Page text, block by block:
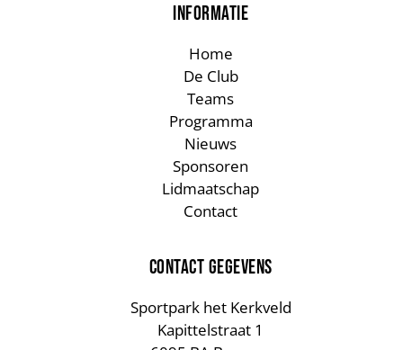
INFORMATIE
Home
De Club
Teams
Programma
Nieuws
Sponsoren
Lidmaatschap
Contact
CONTACT GEGEVENS
Sportpark het Kerkveld
Kapittelstraat 1